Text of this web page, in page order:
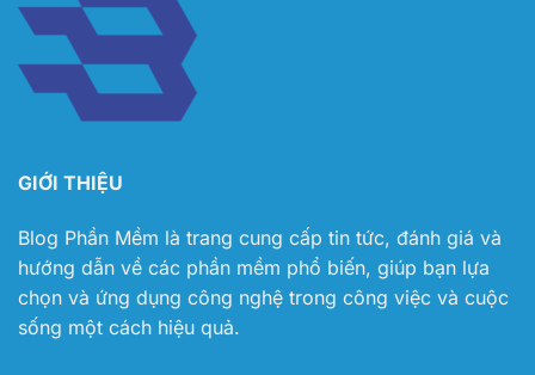
GIỚI THIỆU
Blog Phần Mềm là trang cung cấp tin tức, đánh giá và
hướng dẫn về các phần mềm phổ biến, giúp bạn lựa
chọn và ứng dụng công nghệ trong công việc và cuộc
sống một cách hiệu quả.